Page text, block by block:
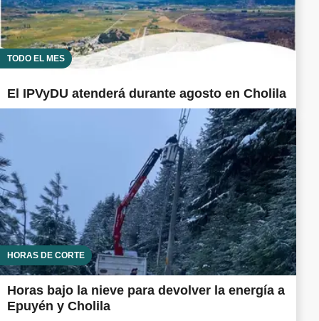
TODO EL MES
El IPVyDU atenderá durante agosto en Cholila
HORAS DE CORTE
Horas bajo la nieve para devolver la energía a
Epuyén y Cholila